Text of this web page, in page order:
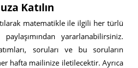
Katılın
matematikle ile ilgili her türlü
yararlanabilirsiniz.
soruları ve bu soruların
hafta mailinize iletilecektir. Ayrıca